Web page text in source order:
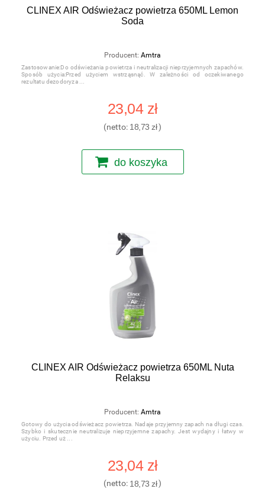
CLINEX AIR Odświeżacz powietrza 650ML Lemon
Soda
Producent: Amtra
Zastosowanie:Do odświeżania powietrza i neutralizacji nieprzyjemnych zapachów.
Sposób użycia:Przed użyciem wstrząsnąć. W zależności od oczekiwanego
rezultatu dezodoryza
23,04 zł
(netto: 18,73 zł)
do koszyka
CLINEX AIR Odświeżacz powietrza 650ML Nuta
Relaksu
Producent: Amtra
Gotowy do użycia odświeżacz powietrza. Nadaje przyjemny zapach na długi czas.
Szybko i skutecznie neutralizuje nieprzyjemne zapachy. Jest wydajny i łatwy w
użyciu. Przed uż
23,04 zł
(netto: 18,73 zł)